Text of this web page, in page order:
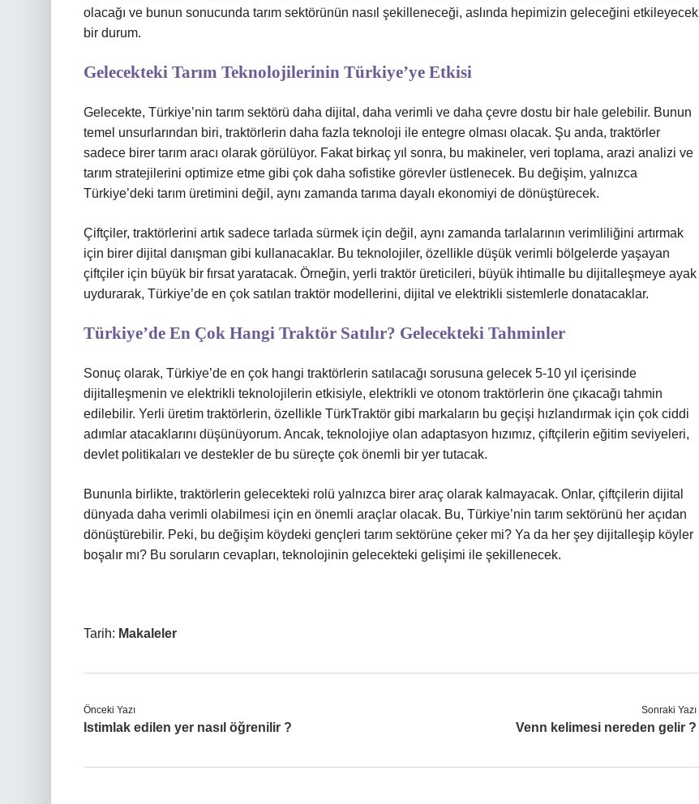
olacağı ve bunun sonucunda tarım sektörünün nasıl şekilleneceği, aslında hepimizin geleceğini etkileyecek
bir durum.
Gelecekteki Tarım Teknolojilerinin Türkiye’ye Etkisi
Gelecekte, Türkiye’nin tarım sektörü daha dijital, daha verimli ve daha çevre dostu bir hale gelebilir. Bunun
temel unsurlarından biri, traktörlerin daha fazla teknoloji ile entegre olması olacak. Şu anda, traktörler
sadece birer tarım aracı olarak görülüyor. Fakat birkaç yıl sonra, bu makineler, veri toplama, arazi analizi ve
tarım stratejilerini optimize etme gibi çok daha sofistike görevler üstlenecek. Bu değişim, yalnızca
Türkiye’deki tarım üretimini değil, aynı zamanda tarıma dayalı ekonomiyi de dönüştürecek.
Çiftçiler, traktörlerini artık sadece tarlada sürmek için değil, aynı zamanda tarlalarının verimliliğini artırmak
için birer dijital danışman gibi kullanacaklar. Bu teknolojiler, özellikle düşük verimli bölgelerde yaşayan
çiftçiler için büyük bir fırsat yaratacak. Örneğin, yerli traktör üreticileri, büyük ihtimalle bu dijitalleşmeye ayak
uydurarak, Türkiye’de en çok satılan traktör modellerini, dijital ve elektrikli sistemlerle donatacaklar.
Türkiye’de En Çok Hangi Traktör Satılır? Gelecekteki Tahminler
Sonuç olarak, Türkiye’de en çok hangi traktörlerin satılacağı sorusuna gelecek 5-10 yıl içerisinde
dijitalleşmenin ve elektrikli teknolojilerin etkisiyle, elektrikli ve otonom traktörlerin öne çıkacağı tahmin
edilebilir. Yerli üretim traktörlerin, özellikle TürkTraktör gibi markaların bu geçişi hızlandırmak için çok ciddi
adımlar atacaklarını düşünüyorum. Ancak, teknolojiye olan adaptasyon hızımız, çiftçilerin eğitim seviyeleri,
devlet politikaları ve destekler de bu süreçte çok önemli bir yer tutacak.
Bununla birlikte, traktörlerin gelecekteki rolü yalnızca birer araç olarak kalmayacak. Onlar, çiftçilerin dijital
dünyada daha verimli olabilmesi için en önemli araçlar olacak. Bu, Türkiye’nin tarım sektörünü her açıdan
dönüştürebilir. Peki, bu değişim köydeki gençleri tarım sektörüne çeker mi? Ya da her şey dijitalleşip köyler
boşalır mı? Bu soruların cevapları, teknolojinin gelecekteki gelişimi ile şekillenecek.
Tarih: Makaleler
Önceki Yazı
Istimlak edilen yer nasıl öğrenilir ?
Sonraki Yazı
Venn kelimesi nereden gelir ?